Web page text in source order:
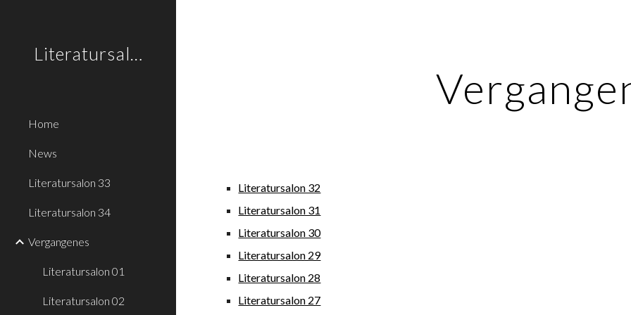
Literatursalon.li
Home
News
Literatursalon 33
Literatursalon 34
Vergangenes
Literatursalon 01
Literatursalon 02
Literatursalon 32
Literatursalon 31
Literatursalon 30
Literatursalon 29
Literatursalon 28
Literatursalon 27